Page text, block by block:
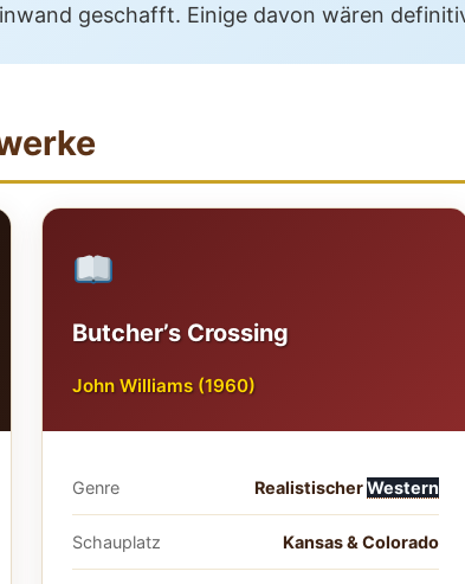
geschafft. Einige davon wären
Butcher’s Crossing
John Williams (1960)
Genre RealistischerWestern
Schauplatz Kansas & Colorado